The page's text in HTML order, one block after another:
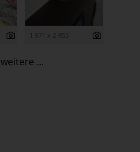
1 971 x 2 953
weitere ...